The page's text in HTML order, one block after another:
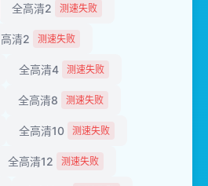
全高清2 测速失败
高清2 测速失败
全高清4 测速失败
全高清8 测速失败
全高清10 测速失败
全高清12 测速失败